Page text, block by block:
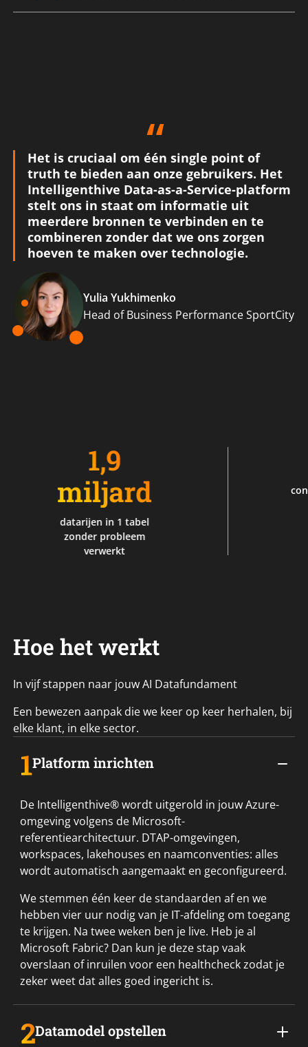
Het is cruciaal om één single point of
truth te bieden aan onze gebruikers. Het
Intelligenthive Data-as-a-Service-platform
stelt ons in staat om informatie uit
meerdere bronnen te verbinden en te
combineren zonder dat we ons zorgen
hoeven te maken over technologie.
Yulia Yukhimenko
Head of Business Performance SportCity
miljard
datarijen in 1 tabel
zonder probleem
verwerkt
Hoe het werkt
In vijf stappen naar jouw AI Datafundament
Een bewezen aanpak die we keer op keer herhalen, bij
elke klant, in elke sector.
Platform inrichten
De Intelligenthive® wordt uitgerold in jouw Azure-
omgeving volgens de Microsoft-
referentiearchitectuur. DTAP-omgevingen,
workspaces, lakehouses en naamconventies: alles
wordt automatisch aangemaakt en geconfigureerd.
We stemmen één keer de standaarden af en we
hebben vier uur nodig van je IT-afdeling om toegang
te krijgen. Na twee weken ben je live. Heb je al
Microsoft Fabric? Dan kun je deze stap vaak
overslaan of inruilen voor een healthcheck zodat je
zeker weet dat alles goed ingericht is.
Datamodel opstellen